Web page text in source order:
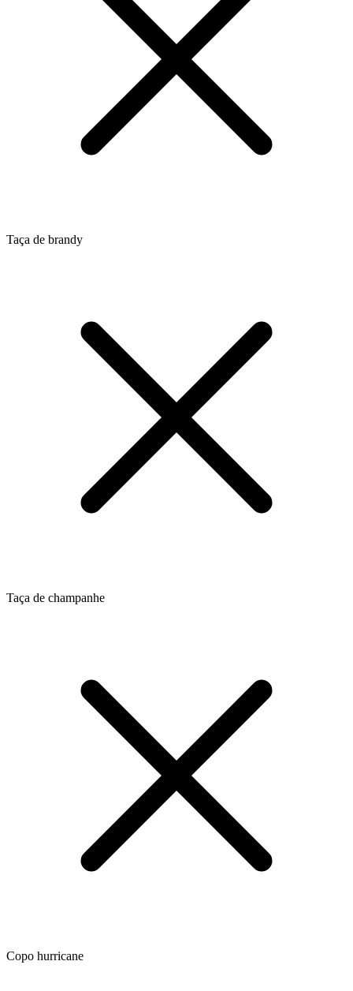
Taça de brandy
Taça de champanhe
Copo hurricane